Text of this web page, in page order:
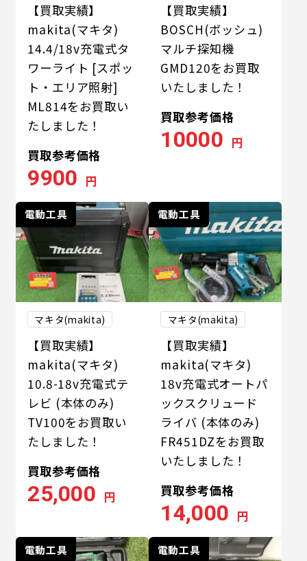
【買取実績】
makita(マキタ)
14.4/18v充電式タ
ワーライト [スポッ
ト・エリア照射]
ML814をお買取い
たしました！
買取参考価格
9900 円
【買取実績】
BOSCH(ボッシュ)
マルチ探知機
GMD120をお買取
いたしました！
買取参考価格
10000 円
電動工具
マキタ(makita)
【買取実績】
makita(マキタ)
10.8-18v充電式テ
レビ (本体のみ)
TV100をお買取い
たしました！
買取参考価格
25,000 円
電動工具
マキタ(makita)
【買取実績】
makita(マキタ)
18v充電式オートパ
ックスクリュード
ライバ (本体のみ)
FR451DZをお買取
いたしました！
買取参考価格
14,000 円
電動工具 電動工具